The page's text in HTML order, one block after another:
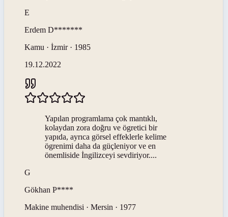
E
Erdem D*******
Kamu · İzmir · 1985
19.12.2022
Yapılan programlama çok mantıklı,
kolaydan zora doğru ve ögretici bir
yapıda, ayrıca görsel effeklerle kelime
ögrenimi daha da güçleniyor ve en
önemliside İngilizceyi sevdiriyor....
G
Gökhan P****
Makine muhendisi · Mersin · 1977